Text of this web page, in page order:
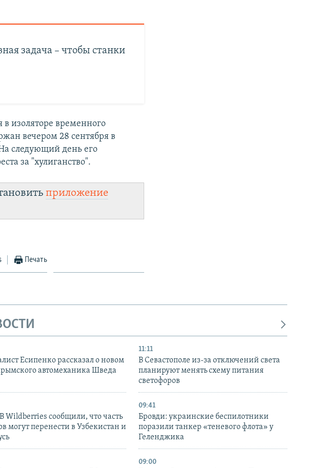
задача – чтобы станки
изоляторе временного
вечером 28 сентября в
следующий день его
за "хулиганство".
приложение
Печать
Есипенко рассказал о новом
автомеханика Шведа
11:11
В Севастополе из-за отключений света
планируют менять схему питания
светофоров
Wildberries сообщили, что часть
могут перенести в Узбекистан и
09:41
Бровди: украинские беспилотники
поразили танкер «теневого флота» у
Геленджика
09:00